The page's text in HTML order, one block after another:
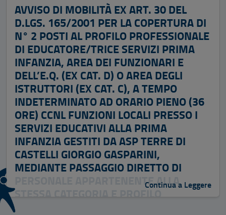
AVVISO DI MOBILITÀ EX ART. 30 DEL
D.LGS. 165/2001 PER LA COPERTURA DI
N° 2 POSTI AL PROFILO PROFESSIONALE
DI EDUCATORE/TRICE SERVIZI PRIMA
INFANZIA, AREA DEI FUNZIONARI E
DELL’E.Q. (EX CAT. D) O AREA DEGLI
ISTRUTTORI (EX CAT. C), A TEMPO
INDETERMINATO AD ORARIO PIENO (36
ORE) CCNL FUNZIONI LOCALI PRESSO I
SERVIZI EDUCATIVI ALLA PRIMA
INFANZIA GESTITI DA ASP TERRE DI
CASTELLI GIORGIO GASPARINI,
MEDIANTE PASSAGGIO DIRETTO DI
PERSONALE APPARTENENTE ALLA
STESSA CATEGORIA E PROFILO
PROFESSIONALE, IN SERVIZIO PRESSO
Continua a Leggere